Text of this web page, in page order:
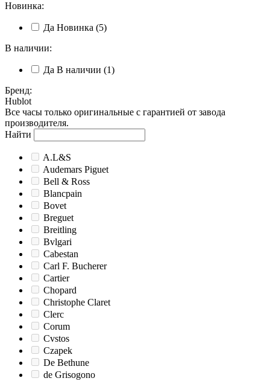
Новинка:
Да Новинка (5)
В наличии:
Да В наличии (1)
Бренд:
Hublot
Все часы только оригинальные с гарантией от завода
производителя.
Найти
A.L&S
Audemars Piguet
Bell & Ross
Blancpain
Bovet
Breguet
Breitling
Bvlgari
Cabestan
Carl F. Bucherer
Cartier
Chopard
Christophe Claret
Clerc
Corum
Cvstos
Czapek
De Bethune
de Grisogono